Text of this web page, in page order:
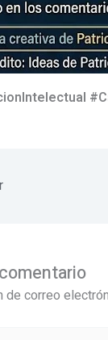
de correo